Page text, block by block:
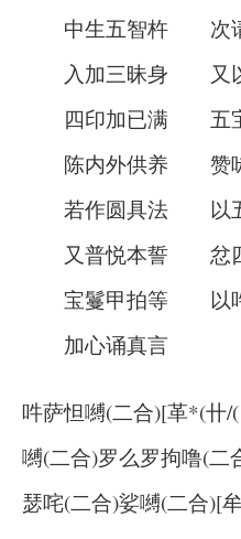
中生五智杵 次请
入加三昧身 又以
四印加已满 五宝
陈内外供养 赞咏
若作圆具法 以五
又普悦本誓 忿四
宝鬘甲拍等 以吽
加心诵真言
吽萨怛嚩(二合)[革*(卄/
嚩(二合)罗么罗拘噜(二
瑟咤(二合)娑嚩(二合)[